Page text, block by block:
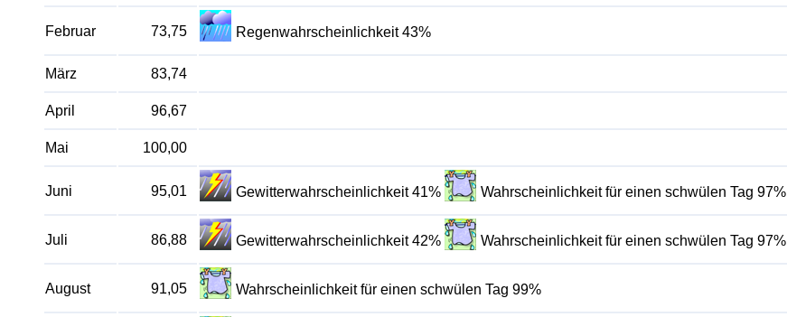
Februar 73,75 Regenwahrscheinlichkeit 43%
März 83,74
April 96,67
Mai 100,00
Juni 95,01 Gewitterwahrscheinlichkeit 41% Wahrscheinlichkeit für einen schwülen Tag 97%
Juli 86,88 Gewitterwahrscheinlichkeit 42% Wahrscheinlichkeit für einen schwülen Tag 97%
August 91,05 Wahrscheinlichkeit für einen schwülen Tag 99%